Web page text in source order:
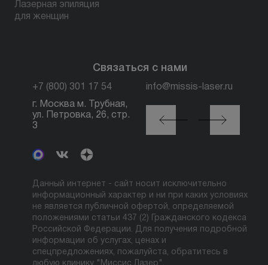
Лазерная эпиляция
для женщин
Связаться с нами
+7 (800) 301 17 54 info@missis-laser.ru
г. Москва м. Трубная,
ул. Петровка, 26, стр.
3
г. Москва м./МЦК
Автозаводская, ул.
Сайкина, 19
Данный интернет - сайт носит исключительно
информационный характер и ни при каких условиях
не является публичной офертой, определяемой
положениями статьи 437 (2) Гражданского кодекса
Российской Федерации. Для получения подробной
информации об услугах, ценах и
спецпредложениях, пожалуйста, обратитесь в